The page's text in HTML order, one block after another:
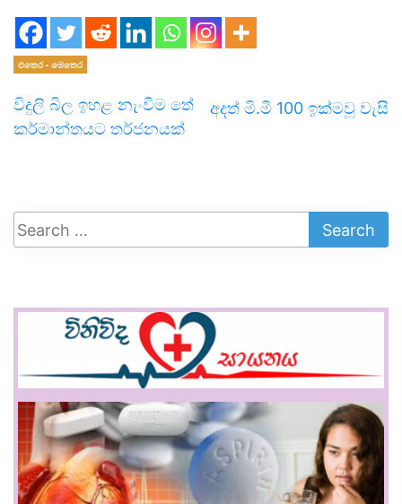
එතෙර - මෙතෙර
විදුලි බිල ඉහළ නැංවීම තේ
කර්මාන්තයට තර්ජනයක්
අදත් මි.මී 100 ඉක්මවූ වැසි